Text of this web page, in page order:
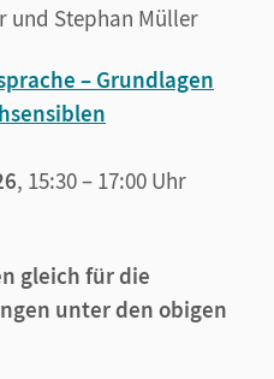
und Stephan Müller
– Grundlagen
, 15:30 – 17:00 Uhr
gleich für die
unter den obigen